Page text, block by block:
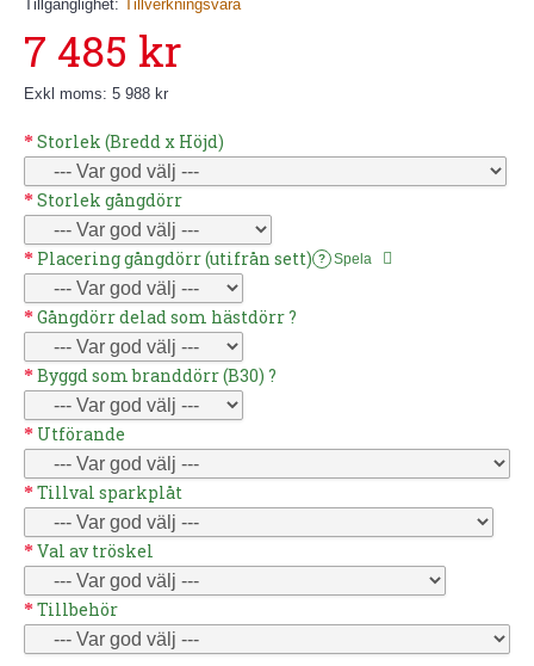
Tillgänglighet: Tillverkningsvara
7 485 kr
Exkl moms: 5 988 kr
Storlek (Bredd x Höjd)
Storlek gångdörr
Placering gångdörr (utifrån sett) ? Spela
Gångdörr delad som hästdörr ?
Byggd som branddörr (B30) ?
Utförande
Tillval sparkplåt
Val av tröskel
Tillbehör